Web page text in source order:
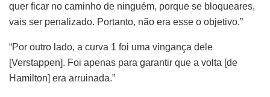
quer ficar no caminho de ninguém, porque se bloqueares,
vais ser penalizado. Portanto, não era esse o objetivo.”
“Por outro lado, a curva 1 foi uma vingança dele
[Verstappen]. Foi apenas para garantir que a volta [de
Hamilton] era arruinada.”